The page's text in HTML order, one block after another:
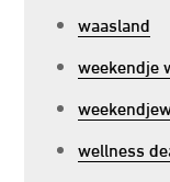
waasland
weekendje
wellness